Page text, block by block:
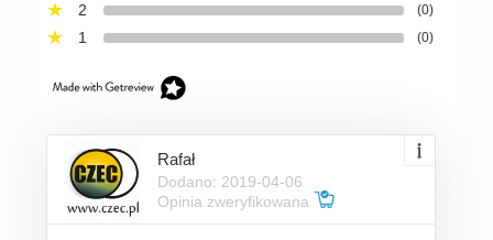
2 (0)
1 (0)
Rafał
Dodano: 2019-04-06
Opinia zweryfikowana